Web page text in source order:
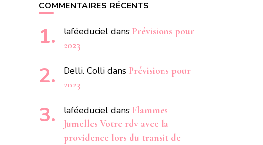
COMMENTAIRES RÉCENTS
laféeduciel dans Prévisions pour
2023
Delli. Colli dans Prévisions pour
2023
laféeduciel dans Flammes
Jumelles Votre rdv avec la
providence lors du transit de